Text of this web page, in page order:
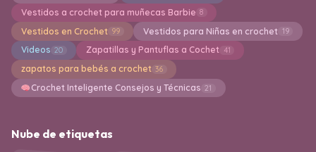
Vestidos a crochet para muñecas Barbie 8
Vestidos en Crochet 99 Vestidos para Niñas en crochet 19
Videos 20 Zapatillas y Pantuflas a Cochet 41
zapatos para bebés a crochet 36
Crochet Inteligente Consejos y Técnicas 21
Nube de etiquetas